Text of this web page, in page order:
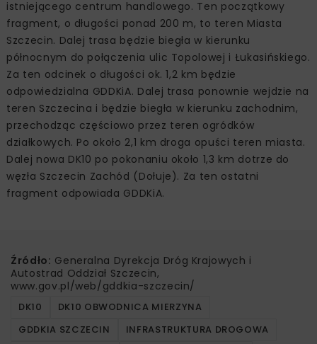
istniejącego centrum handlowego. Ten początkowy
fragment, o długości ponad 200 m, to teren Miasta
Szczecin. Dalej trasa będzie biegła w kierunku
północnym do połączenia ulic Topolowej i Łukasińskiego.
Za ten odcinek o długości ok. 1,2 km będzie
odpowiedzialna GDDKiA. Dalej trasa ponownie wejdzie na
teren Szczecina i będzie biegła w kierunku zachodnim,
przechodząc częściowo przez teren ogródków
działkowych. Po około 2,1 km droga opuści teren miasta.
Dalej nowa DK10 po pokonaniu około 1,3 km dotrze do
węzła Szczecin Zachód (Dołuje). Za ten ostatni
fragment odpowiada GDDKiA.
Źródło: Generalna Dyrekcja Dróg Krajowych i
Autostrad Oddział Szczecin,
www.gov.pl/web/gddkia-szczecin/
DK10
DK10 OBWODNICA MIERZYNA
GDDKIA SZCZECIN
INFRASTRUKTURA DROGOWA